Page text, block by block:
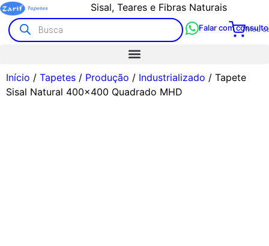
Sisal, Teares e Fibras Naturais
Meu
Falar com
Início / Tapetes / Produção / Industrializado / Tapete
Sisal Natural 400×400 Quadrado MHD